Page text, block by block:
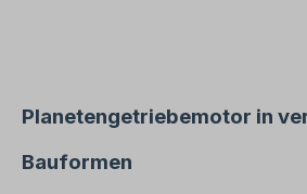
entspricht der IEC 60034-
Planetengetriebe kann in beide
Lieferung. Gemäß VDE 0105 bzw.
Planetengetriebemotor in
Bauformen